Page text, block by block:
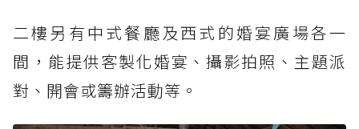
二樓另有中式餐廳及西式的婚宴廣場各一
間，能提供客製化婚宴、攝影拍照、主題派
對、開會或籌辦活動等。